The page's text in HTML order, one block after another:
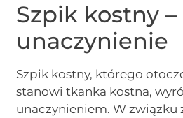
Szpik kostny –
unaczynienie
Szpik kostny, którego
stanowi tkanka kostna,
unaczynieniem. W związku